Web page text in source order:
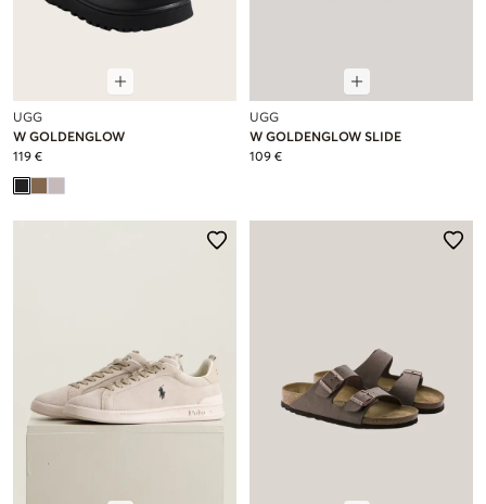
UGG
W GOLDENGLOW
119 €
UGG
W GOLDENGLOW SLIDE
109 €